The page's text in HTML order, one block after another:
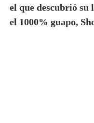
el que descubrió su
el 1000% guapo,